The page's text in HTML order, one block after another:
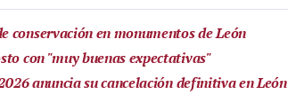
conservación en monumentos de León
con "muy buenas expectativas"
anuncia su cancelación definitiva en León